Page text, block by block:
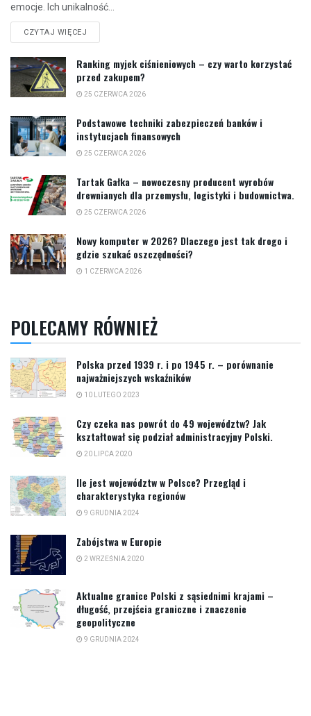
emocje. Ich unikalność...
CZYTAJ WIĘCEJ
Ranking myjek ciśnieniowych – czy warto korzystać
przed zakupem?
25 CZERWCA 2026
Podstawowe techniki zabezpieczeń banków i
instytucjach finansowych
25 CZERWCA 2026
Tartak Gałka – nowoczesny producent wyrobów
drewnianych dla przemysłu, logistyki i budownictwa.
25 CZERWCA 2026
Nowy komputer w 2026? Dlaczego jest tak drogo i
gdzie szukać oszczędności?
1 CZERWCA 2026
POLECAMY RÓWNIEŻ
Polska przed 1939 r. i po 1945 r. – porównanie
najważniejszych wskaźników
10 LUTEGO 2023
Czy czeka nas powrót do 49 województw? Jak
kształtował się podział administracyjny Polski.
20 LIPCA 2020
Ile jest województw w Polsce? Przegląd i
charakterystyka regionów
9 GRUDNIA 2024
Zabójstwa w Europie
2 WRZEŚNIA 2020
Aktualne granice Polski z sąsiednimi krajami –
długość, przejścia graniczne i znaczenie
geopolityczne
9 GRUDNIA 2024